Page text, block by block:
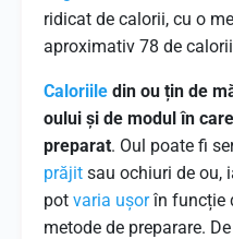
ridicat de calorii, cu o
aproximativ 78 de
Caloriile din ou țin de
oului și de modul în
preparat. Oul poate fi
prăjit sau ochiuri de ou,
pot varia ușorîn funcție
metode de preparare.